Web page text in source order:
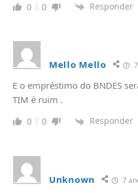
0 0 Responder
Mello Mello
E o empréstimo do BNDES
TIM é ruim .
0 0 Responder
Unknown 7